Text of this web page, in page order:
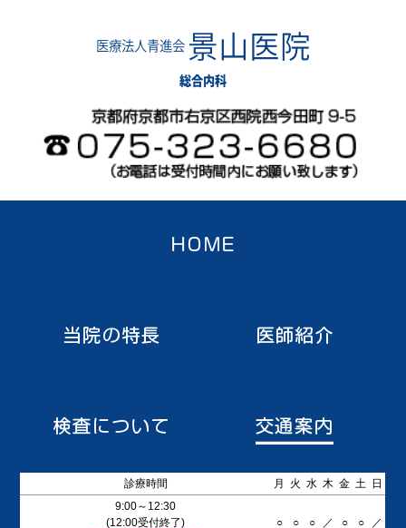
医療法人青進会 景山医院
総合内科
診療時間 月 火 水 木 金 土 日
9:00～12:30
(12:00受付終了)
○ ○ ○ ／ ○ ○ ／